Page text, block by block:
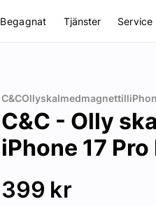
Begagnat Tjänster Service
C&C - Olly
iPhone 17 Pro
399 kr